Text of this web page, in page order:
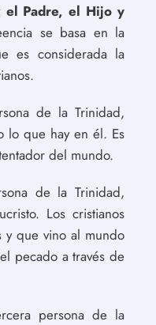
el Padre, el Hijo y
se basa en la
es considerada la
de la Trinidad,
lo que hay en él. Es
del mundo.
de la Trinidad,
Los cristianos
que vino al mundo
pecado a través de
persona de la